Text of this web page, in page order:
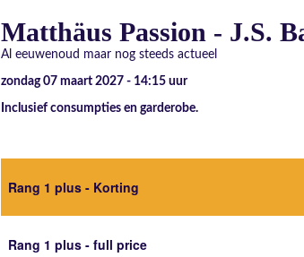
Matthäus Passion - J.S.
Al eeuwenoud maar nog steeds actueel
zondag 07 maart 2027 - 14:15 uur
Inclusief consumpties en garderobe.
Rang 1 plus - Korting
Rang 1 plus - full price